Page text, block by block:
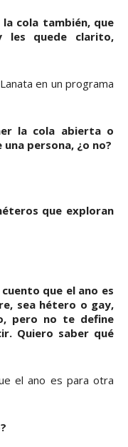
cola también, que
les quede clarito,
en un programa
la cola abierta o
persona, ¿o no?
que exploran
que el ano es
sea hétero o gay,
pero no te define
Quiero saber qué
el ano es para otra